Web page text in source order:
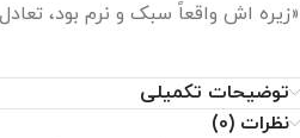
«زیره‌ اش واقعاً سبک و نرم بود،
توضیحات تکمیلی
نظرات (0)